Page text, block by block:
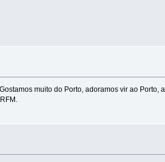
muito do Porto, adoramos vir ao Porto,